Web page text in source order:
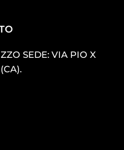
SEDE: VIA PIO X